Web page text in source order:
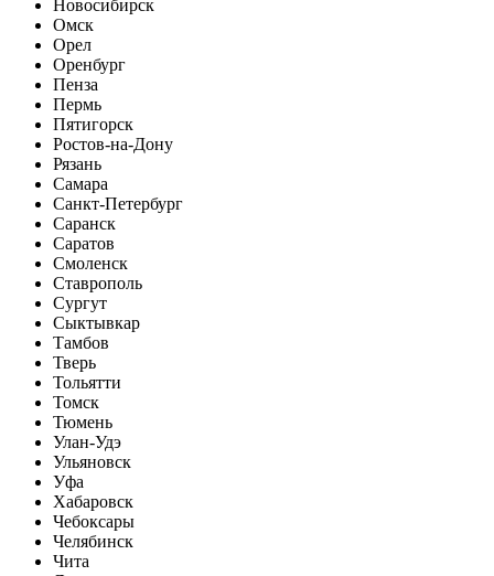
Новосибирск
Омск
Орел
Оренбург
Пенза
Пермь
Пятигорск
Ростов-на-Дону
Рязань
Самара
Санкт-Петербург
Саранск
Саратов
Смоленск
Ставрополь
Сургут
Сыктывкар
Тамбов
Тверь
Тольятти
Томск
Тюмень
Улан-Удэ
Ульяновск
Уфа
Хабаровск
Чебоксары
Челябинск
Чита